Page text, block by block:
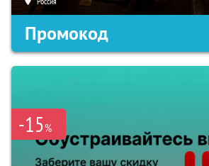
Промокод
-15%